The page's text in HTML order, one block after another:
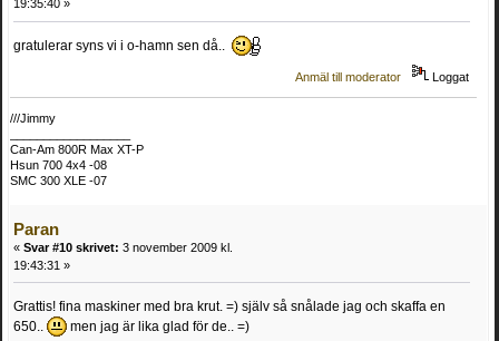
19:35:40 »
gratulerar syns vi i o-hamn sen då..
Anmäl till moderator Loggat
///Jimmy
Can-Am 800R Max XT-P
Hsun 700 4x4 -08
SMC 300 XLE -07
Paran
« Svar #10 skrivet: 3 november 2009 kl.
19:43:31 »
Grattis! fina maskiner med bra krut. =) själv så snålade jag och skaffa en
650..
men jag är lika glad för de.. =)